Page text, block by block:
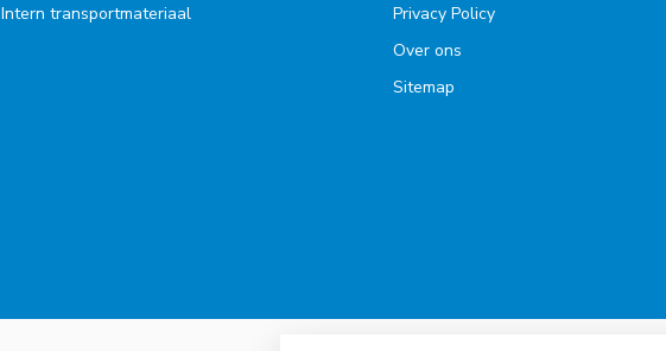
Intern transportmateriaal
Privacy Policy
Over ons
Sitemap